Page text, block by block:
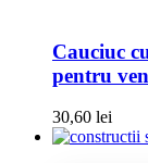
Cauciuc
pentru
30,60 lei